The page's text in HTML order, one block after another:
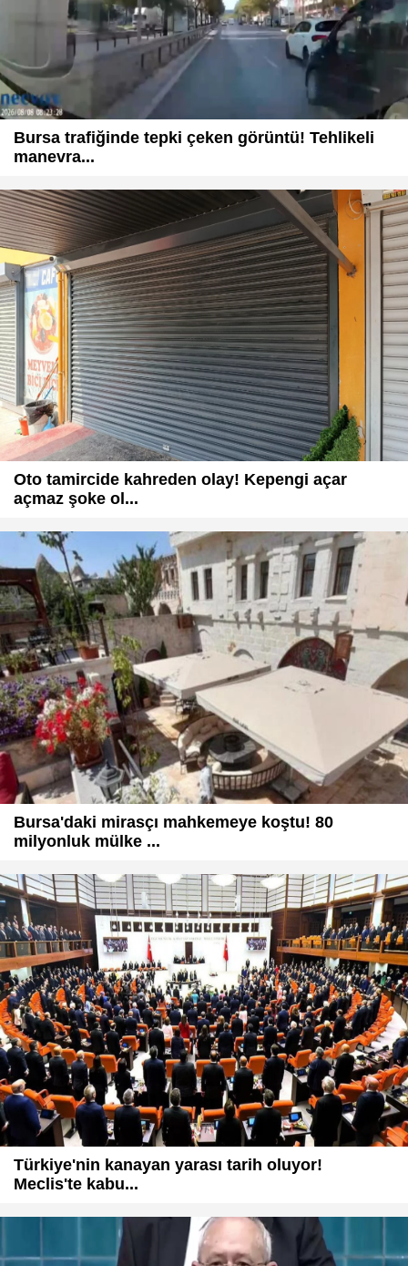
Bursa trafiğinde tepki çeken görüntü! Tehlikeli
manevra...
Oto tamircide kahreden olay! Kepengi açar
açmaz şoke ol...
Bursa'daki mirasçı mahkemeye koştu! 80
milyonluk mülke ...
Türkiye'nin kanayan yarası tarih oluyor!
Meclis'te kabu...